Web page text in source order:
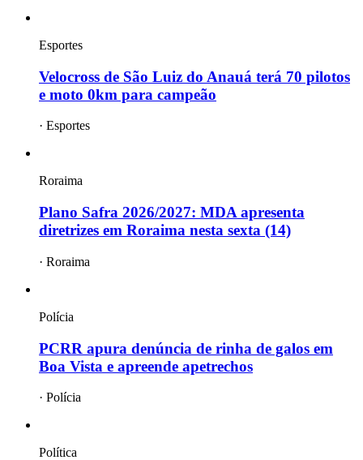
Esportes
Velocross de São Luiz do Anauá terá 70 pilotos
e moto 0km para campeão
· Esportes
Roraima
Plano Safra 2026/2027: MDA apresenta
diretrizes em Roraima nesta sexta (14)
· Roraima
Polícia
PCRR apura denúncia de rinha de galos em
Boa Vista e apreende apetrechos
· Polícia
Política